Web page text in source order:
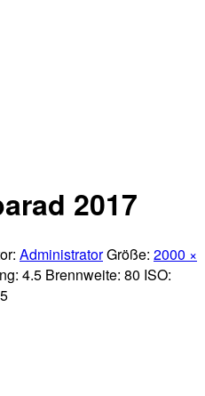
2017
AdministratorGröße: 2000 ×
4.5 Brennweite: 80 ISO: